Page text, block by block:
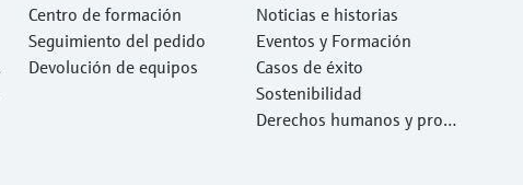
Centro de formación
Seguimiento del pedido
Devolución de equipos
Noticias e historias
Eventos y Formación
Casos de éxito
Sostenibilidad
Derechos humanos y prote